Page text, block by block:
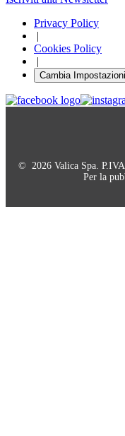
Privacy Policy
Cookies Policy
Cambia
© 2026 Valica Spa.
Per la